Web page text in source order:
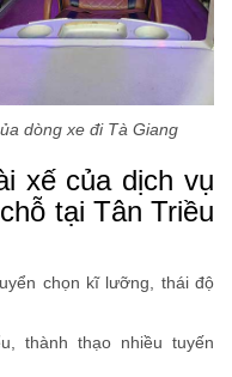
dòng xe đi Tà Giang
xế của dịch vụ
tại Tân Triều
chọn kĩ lưỡng, thái độ
thành thạo nhiều tuyến